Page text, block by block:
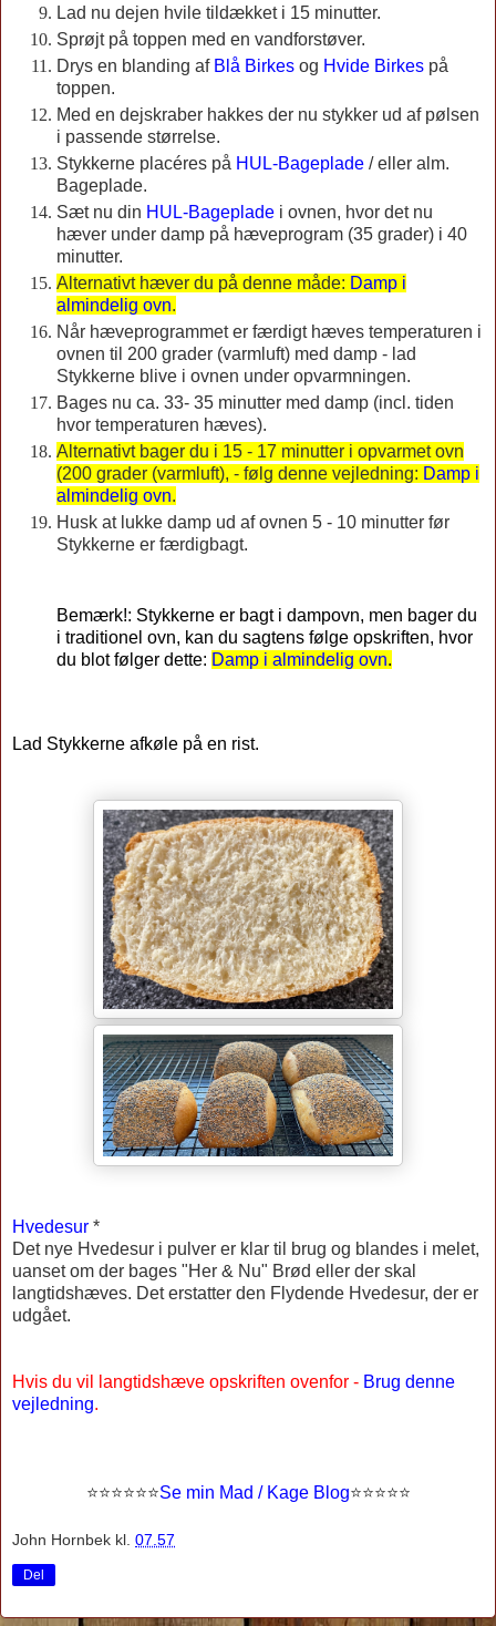
Lad nu dejen hvile tildækket i 15 minutter.
Sprøjt på toppen med en vandforstøver.
Drys en blanding af Blå Birkes og Hvide Birkes på
toppen.
Med en dejskraber hakkes der nu stykker ud af pølsen
i passende størrelse.
Stykkerne placéres på HUL-Bageplade / eller alm.
Bageplade.
Sæt nu din HUL-Bageplade i ovnen, hvor det nu
hæver under damp på hæveprogram (35 grader) i 40
minutter.
Alternativt hæver du på denne måde: Damp i
almindelig ovn.
Når hæveprogrammet er færdigt hæves temperaturen i
ovnen til 200 grader (varmluft) med damp - lad
Stykkerne blive i ovnen under opvarmningen.
Bages nu ca. 33- 35 minutter med damp (incl. tiden
hvor temperaturen hæves).
Alternativt bager du i 15 - 17 minutter i opvarmet ovn
(200 grader (varmluft), - følg denne vejledning: Damp i
almindelig ovn.
Husk at lukke damp ud af ovnen 5 - 10 minutter før
Stykkerne er færdigbagt.
Bemærk!: Stykkerne er bagt i dampovn, men bager du
i traditionel ovn, kan du sagtens følge opskriften, hvor
du blot følger dette: Damp i almindelig ovn.
Lad Stykkerne afkøle på en rist.
Hvedesur *
Det nye Hvedesur i pulver er klar til brug og blandes i melet,
uanset om der bages "Her & Nu" Brød eller der skal
langtidshæves. Det erstatter den Flydende Hvedesur, der er
udgået.
Hvis du vil langtidshæve opskriften ovenfor - Brug denne
vejledning.
⭐⭐⭐⭐⭐⭐Se min Mad / Kage Blog⭐⭐⭐⭐⭐
John Hornbek kl. 07.57
Del